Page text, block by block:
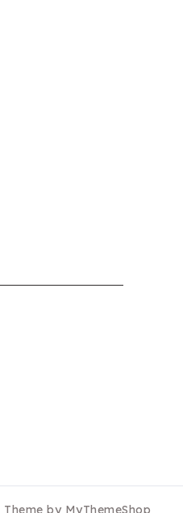
Theme by MyThemeShop